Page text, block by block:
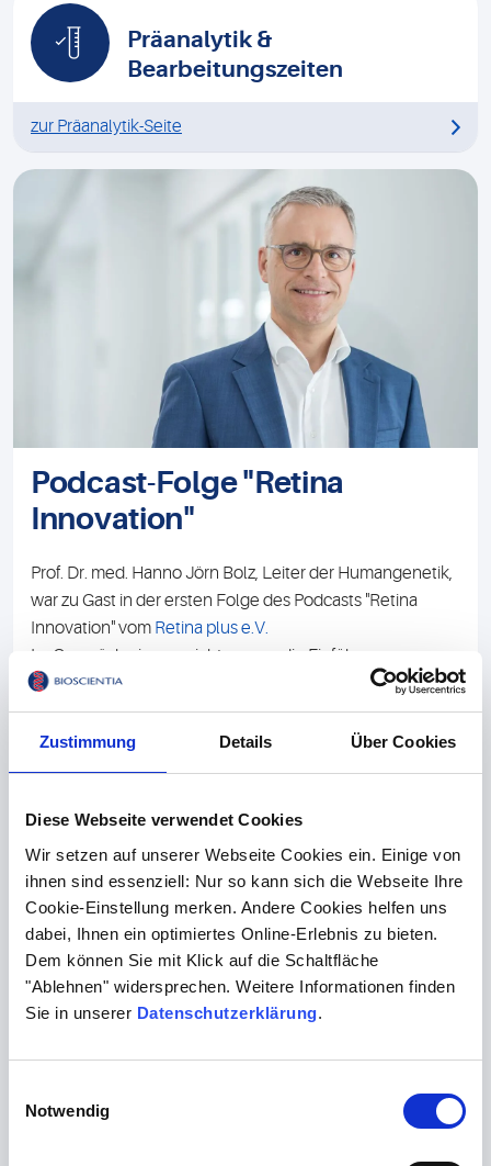
Zustimmung Details Über Cookies
Diese Webseite verwendet Cookies
Wir setzen auf unserer Webseite Cookies ein. Einige von
ihnen sind essenziell: Nur so kann sich die Webseite Ihre
Cookie-Einstellung merken. Andere Cookies helfen uns
dabei, Ihnen ein optimiertes Online-Erlebnis zu bieten.
Dem können Sie mit Klick auf die Schaltfläche
"Ablehnen" widersprechen. Weitere Informationen finden
Sie in unserer Datenschutzerklärung.
Notwendig
Präanalytik &
Bearbeitungszeiten
zur Präanalytik-Seite
Podcast-Folge "Retina
Innovation"
Prof. Dr. med. Hanno Jörn Bolz, Leiter der Humangenetik,
war zu Gast in der ersten Folge des Podcasts "Retina
Innovation" vom Retina plus e.V.
Im Gespräch ging es nicht nur um die Einführung von
Next-Generation-Sequencing, sondern auch um Long-
Read Genome Sequencing, genetische Beratung und
den konkreten Mehrwert für Patientinnen und Patienten.
Hier geht es zur Podcast-Folge